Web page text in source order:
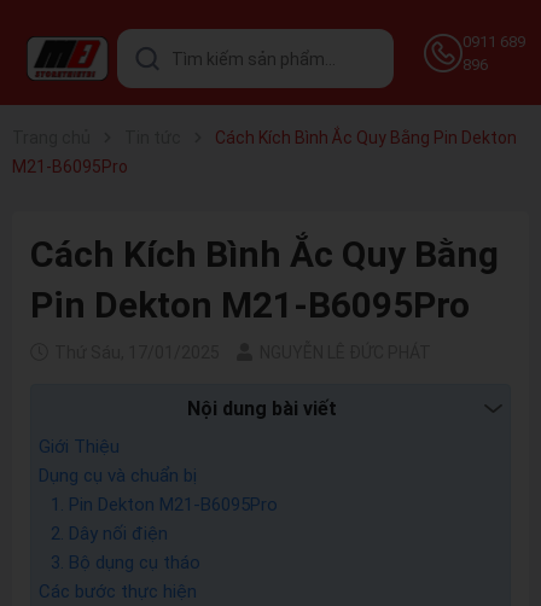
0911 689
896
Cách Kích Bình Ắc Quy Bằng Pin Dekton
M21-B6095Pro
Cách Kích Bình Ắc Quy Bằng
Pin Dekton M21-B6095Pro
Nội dung bài viết
Giới Thiệu
Dụng cụ và chuẩn bị
1. Pin Dekton M21-B6095Pro
2. Dây nối điện
3. Bộ dụng cụ tháo
Các bước thực hiện